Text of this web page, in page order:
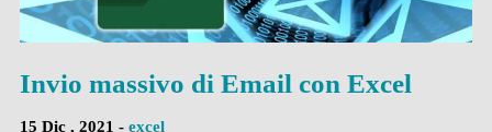
Invio massivo di Email con Excel
15 Dic , 2021 - excel